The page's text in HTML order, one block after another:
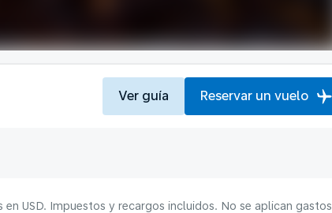
Ver guía Reservar un vuelo
USD. Impuestos y recargos incluidos. No se aplican gastos